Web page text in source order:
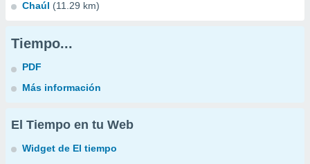
Chaúl (11.29 km)
Tiempo...
PDF
Más información
El Tiempo en tu Web
Widget de El tiempo